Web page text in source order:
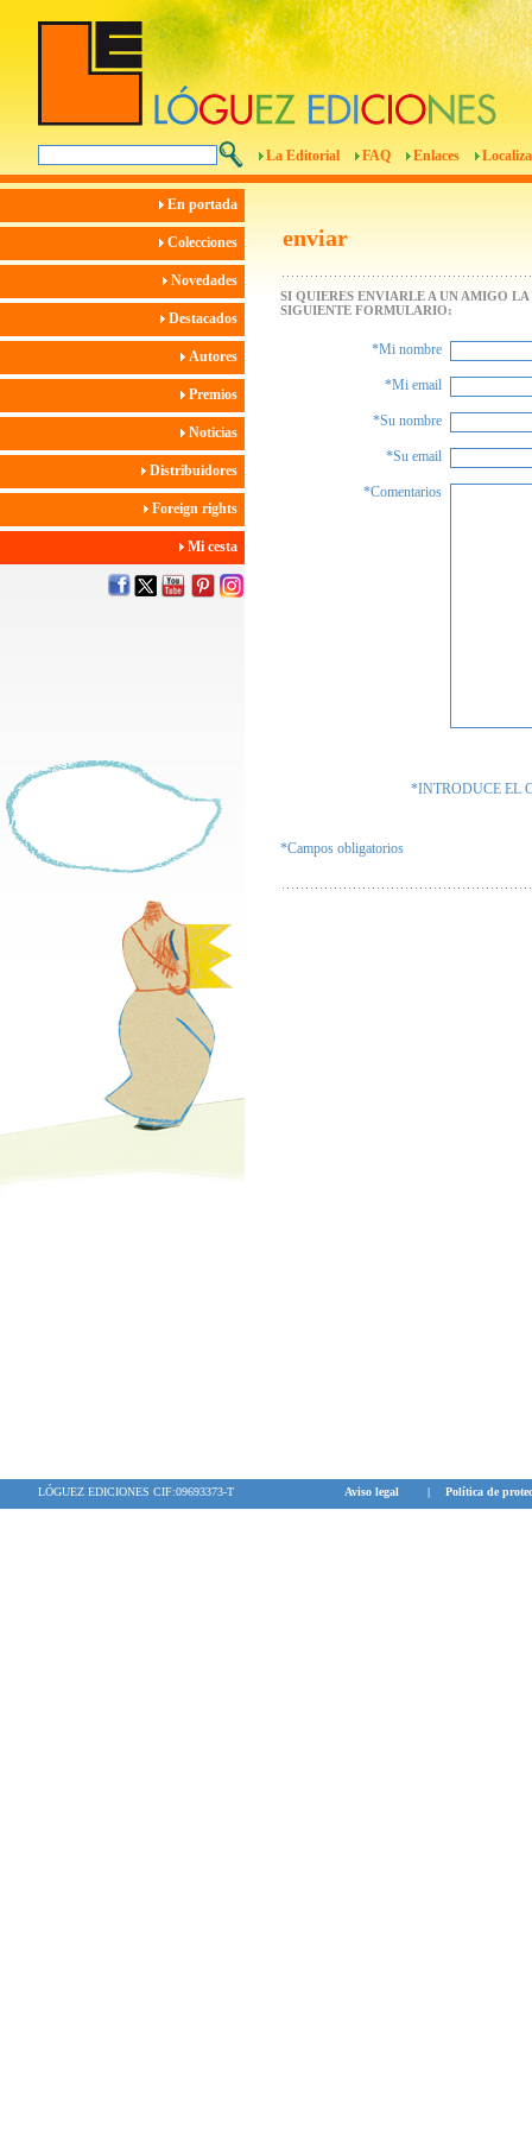
La Editorial FAQ Enlaces
En portada
Colecciones
Novedades
Destacados
Autores
Premios
Noticias
Distribuidores
Foreign rights
Mi cesta
enviar
SI QUIERES ENVIARLE A UN AMIGO
SIGUIENTE FORMULARIO:
*Mi nombre
*Mi email
*Su nombre
*Su email
*Comentarios
*INTRODUCE EL
*Campos obligatorios
LÓGUEZ EDICIONES CIF:09693373-T Aviso legal | Política de